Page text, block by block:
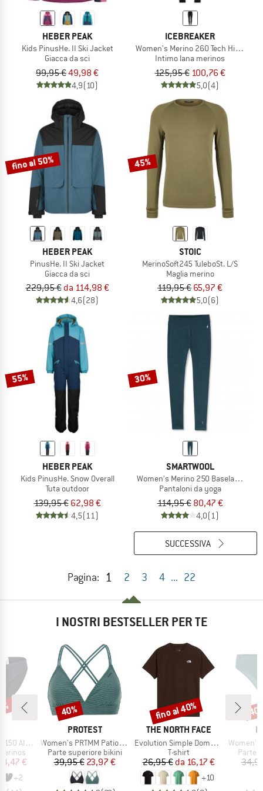
HEBER PEAK
Kids PinusHe. II Ski Jacket
Giacca da sci
99,95 €49,98 €
4,9(10)
ICEBREAKER
Women's Merino 260 Tech High Rise
Intimo lana merinos
125,95 € 100,76 €
5,0(4)
fino al 50%
HEBER PEAK
PinusHe. II Ski Jacket
Giacca da sci
229,95 € da 114,98 €
4,6(28)
45%
STOIC
MerinoSoft245 TuleboSt. L/S
Maglia merino
119,95 € 65,97 €
5,0(6)
55%
HEBER PEAK
Kids PinusHe. Snow Overall
Tuta outdoor
139,95 € 62,98 €
4,5(11)
30%
SMARTWOOL
Women's Merino 250 Baselayer
Pantaloni da yoga
114,95 € 80,47 €
4,0(1)
Pagina: 1 2 3 4 ... 22
SUCCESSIVA
I NOSTRI BESTSELLER PER TE
Brief
ridotto
€
+2
MARCHIO
PROTEST
Articolo
Women's PRTMM Patio Triangle
Gruppo di prodotti
Parte superiore bikini
Prezzo
39,95 €Prezzo ridotto
23,97 €
Sconto
40%
MARCHIO
THE NORTH FACE
Articolo
Evolution Simple Dome Short Sleeve
Gruppo di prodotti
T-shirt
Prezzo
26,95 € Prezzo ridotto
da 16,17 €
+10
Sconto
fino al 40%
Articolo
Women's
Parte